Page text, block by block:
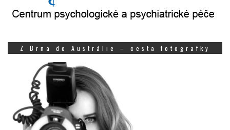
Z Brna do Austrálie – cesta fotografky